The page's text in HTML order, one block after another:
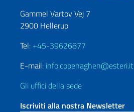
Gammel Vartov Vej 7
2900 Hellerup
Tel: +45-39626877
E-mail: info.copenaghen@esteri.it
Gli uffici della sede
Iscriviti alla nostra Newsletter